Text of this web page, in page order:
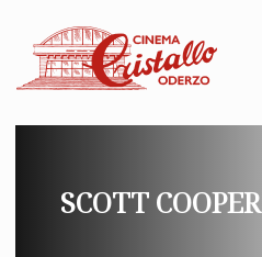
SCOTT COOPER